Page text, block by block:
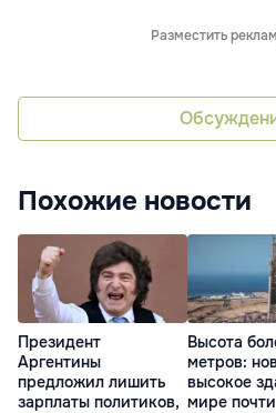
Разместить
Похожие новости
Президент
Аргентины
предложил лишить
зарплаты политиков,
Высота
метров:
высокое
мире почти